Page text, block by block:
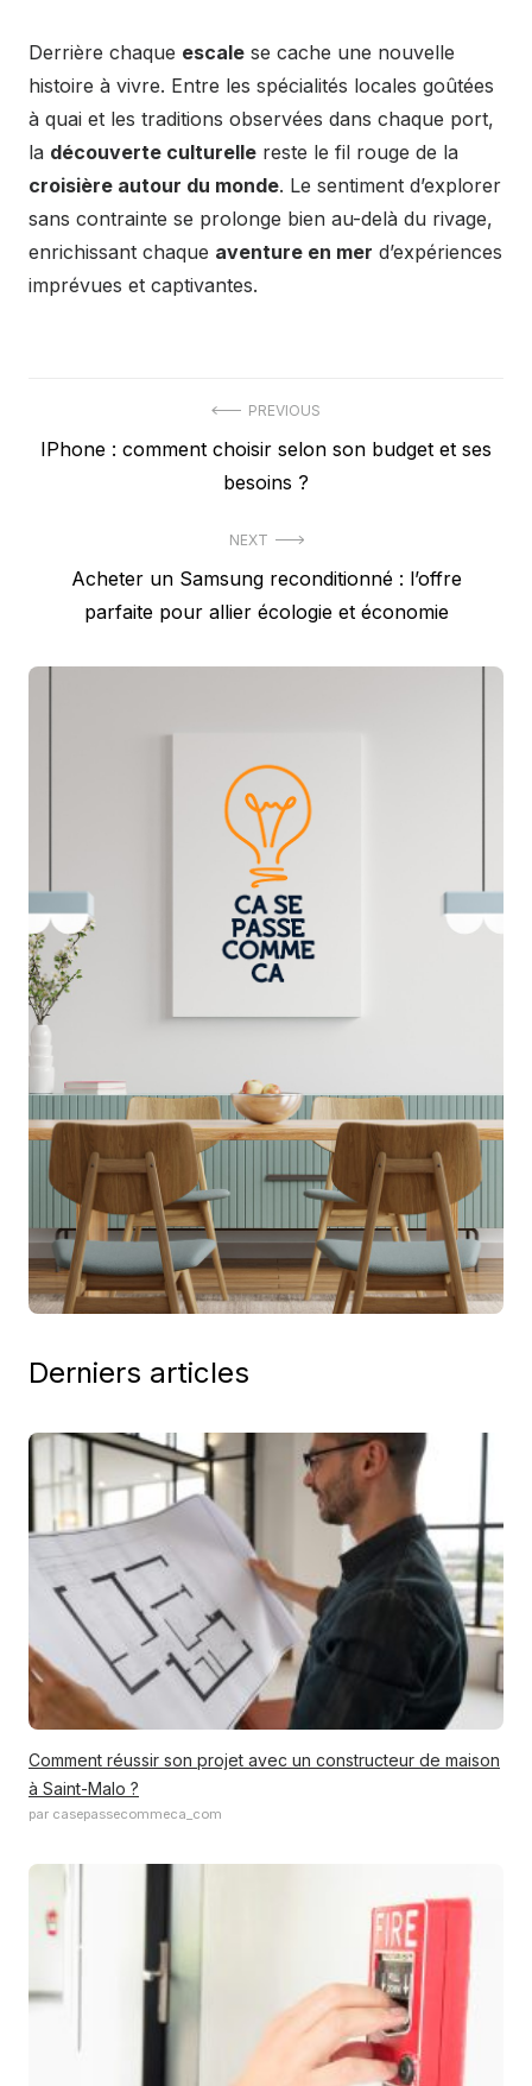
Derrière chaque escale se cache une nouvelle
histoire à vivre. Entre les spécialités locales goûtées
à quai et les traditions observées dans chaque port,
la découverte culturelle reste le fil rouge de la
croisière autour du monde. Le sentiment d’explorer
sans contrainte se prolonge bien au-delà du rivage,
enrichissant chaque aventure en mer d’expériences
imprévues et captivantes.
de
PREVIOUS
Previous
IPhone : comment choisir selon son budget et ses
besoins ?
NEXT
NextAcheter un Samsung reconditionné : l’offre
parfaite pour allier écologie et économie
Derniers articles
Comment réussir son projet avec un constructeur de maison
à Saint-Malo ?
par casepassecommeca_com